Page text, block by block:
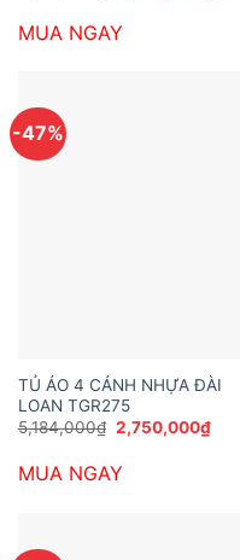
4,550,000₫.
MUA NGAY
-47%
TỦ ÁO 4 CÁNH NHỰA ĐÀI
LOAN TGR275
5,184,000₫ Giá
gốc
5,184,000₫.
2,750,000₫Giá
hiện
MUA NGAY